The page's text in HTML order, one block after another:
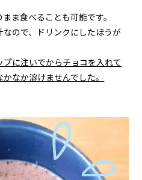
ま食べることも可能です。
ので、ドリンクにしたほうが
に注いでからチョコを入れて
なか溶けませんでした。